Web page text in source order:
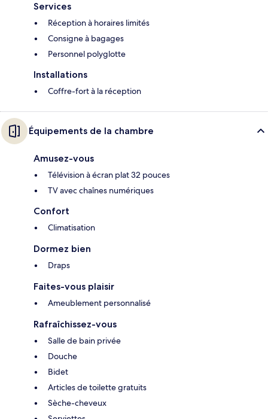
Services
Réception à horaires limités
Consigne à bagages
Personnel polyglotte
Installations
Coffre-fort à la réception
Équipements de la chambre
Amusez-vous
Télévision à écran plat 32 pouces
TV avec chaînes numériques
Confort
Climatisation
Dormez bien
Draps
Faites-vous plaisir
Ameublement personnalisé
Rafraîchissez-vous
Salle de bain privée
Douche
Bidet
Articles de toilette gratuits
Sèche-cheveux